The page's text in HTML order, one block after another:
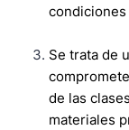
condiciones
Se trata de
de las
materiales